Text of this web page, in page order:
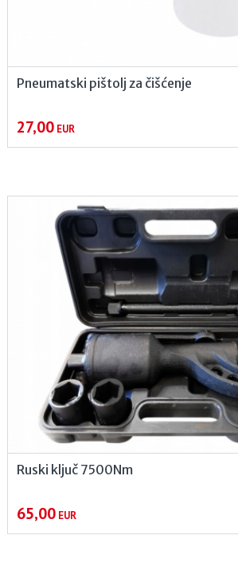
Pneumatski pištolj za čišćenje
27,00EUR
Ruski ključ 7500Nm
65,00EUR